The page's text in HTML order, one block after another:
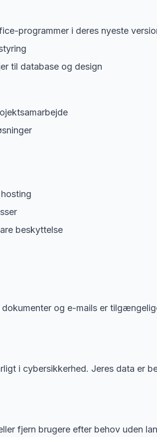
programmer i deres nyeste
til database og design
beskyttelse
og e-mails er
i cybersikkerhed. Jeres data er
fjern brugere efter behov uden